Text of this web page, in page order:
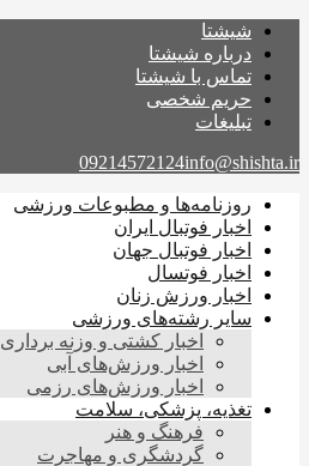
شیشتا
درباره شیشتا
تماس با شیشتا
حریم شخصی
تبلیغات
09214572124info@shishta.ir
روزنامه‌ها و مطبوعات ورزشی
اخبار فوتبال ایران
اخبار فوتبال جهان
اخبار فوتسال
اخبار ورزش زنان
سایر رشته‌های ورزشی
اخبار کشتی و وزنه برداری
اخبار ورزش‌های آبی
اخبار ورزش‌های رزمی
تغذیه، پزشکی، سلامت
فرهنگ و هنر
گردشگری و مهاجرت